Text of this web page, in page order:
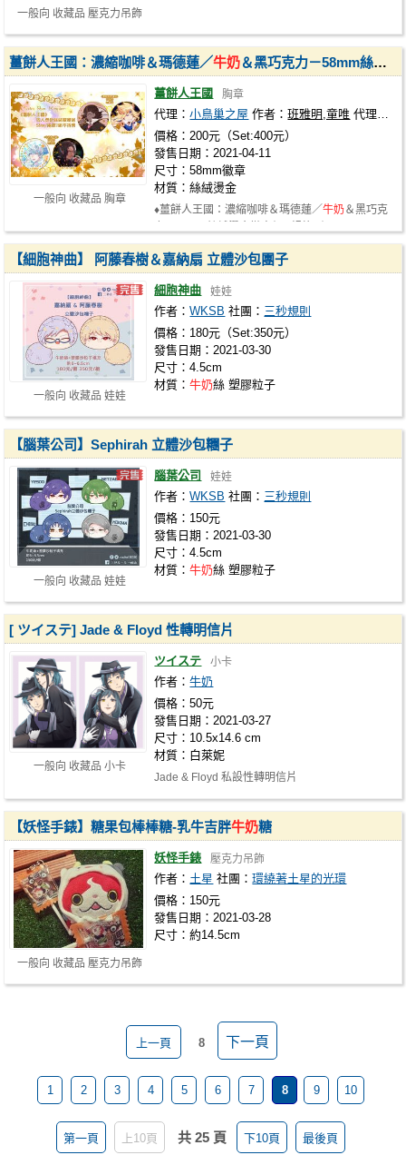
一般向 收藏品 壓克力吊飾
一般向 收藏品 胸章
薑餅人王國：濃縮咖啡＆瑪德蓮／牛奶＆黑巧克力－58mm絲絨燙金徽章組
薑餅人王國 胸章
代理：小鳥巢之屋 作者：班雅明,童唯 代理社團：
價格：200元（Set:400元）
發售日期：2021-04-11
尺寸：58mm徽章
材質：絲絨燙金
♦薑餅人王國：濃縮咖啡＆瑪德蓮／牛奶＆黑巧克
一般向 收藏品 娃娃
【細胞神曲】 阿藤春樹＆嘉納扇 立體沙包團子
細胞神曲 娃娃
作者：WKSB 社團： 三秒規則
價格：180元（Set:350元）
發售日期：2021-03-30
尺寸：4.5cm
材質：牛奶絲 塑膠粒子
一般向 收藏品 娃娃
【腦葉公司】Sephirah 立體沙包糰子
腦葉公司 娃娃
作者：WKSB 社團： 三秒規則
價格：150元
發售日期：2021-03-30
尺寸：4.5cm
材質：牛奶絲 塑膠粒子
一般向 收藏品 小卡
[ ツイステ] Jade & Floyd 性轉明信片
ツイステ 小卡
作者：牛奶
價格：50元
發售日期：2021-03-27
尺寸：10.5x14.6 cm
材質：白萊妮
Jade & Floyd 私設性轉明信片
一般向 收藏品 壓克力吊飾
【妖怪手錶】糖果包棒棒糖-乳牛吉胖牛奶糖
妖怪手錶 壓克力吊飾
作者： 土星 社團：環繞著土星的光環
價格：150元
發售日期：2021-03-28
尺寸：約14.5cm
上一頁 8 下一頁
1 2 3 4 5 6 7 8 9 10
第一頁 上10頁 共 25 頁 下10頁 最後頁